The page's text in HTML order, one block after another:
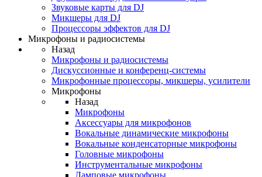
Звуковые карты для DJ
Микшеры для DJ
Процессоры эффектов для DJ
Микрофоны и радиосистемы
Назад
Микрофоны и радиосистемы
Дискуссионные и конференц-системы
Микрофонные процессоры, микшеры, усилители
Микрофоны
Назад
Микрофоны
Аксессуары для микрофонов
Вокальные динамические микрофоны
Вокальные конденсаторные микрофоны
Головные микрофоны
Инструментальные микрофоны
Ламповые микрофоны